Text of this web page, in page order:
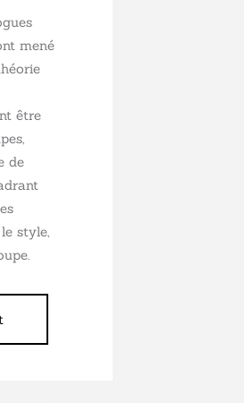
mené
être
de
style,